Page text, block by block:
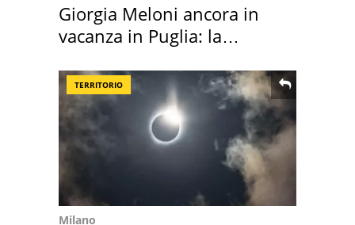
Giorgia Meloni ancora in
vacanza in Puglia: la
TERRITORIO
Milano